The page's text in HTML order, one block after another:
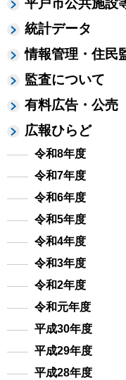
平戸市公共施設
統計データ
情報管理・住民
監査について
有料広告・公売
広報ひらど
令和8年度
令和7年度
令和6年度
令和5年度
令和4年度
令和3年度
令和2年度
令和元年度
平成30年度
平成29年度
平成28年度